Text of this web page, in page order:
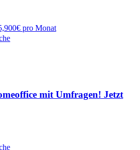
pro Monat
mit Umfragen! Jetzt